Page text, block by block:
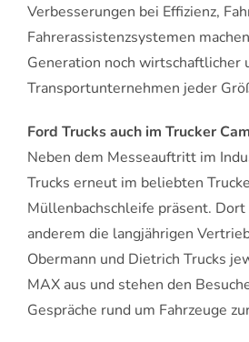
Verbesserungen bei Effizienz,
Fahrerassistenzsystemen
Generation noch wirtschaftlicher
Transportunternehmen jeder
Ford Trucks auch im Trucker
Neben dem Messeauftritt im
Trucks erneut im beliebten
Müllenbachschleife präsent.
anderem die langjährigen
Obermann und Dietrich Trucks
MAX aus und stehen den
Gespräche rund um Fahrzeuge